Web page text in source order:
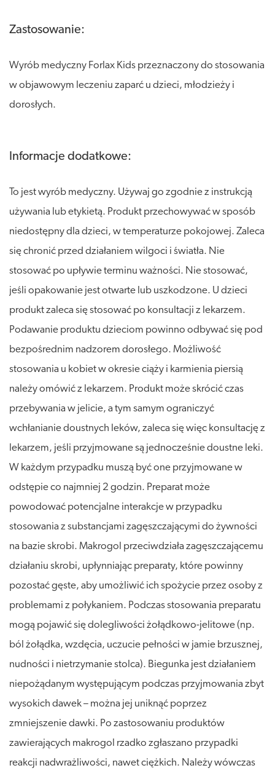
Zastosowanie:
Wyrób medyczny Forlax Kids przeznaczony do stosowania
w objawowym leczeniu zaparć u dzieci, młodzieży i
dorosłych.
Informacje dodatkowe:
To jest wyrób medyczny. Używaj go zgodnie z instrukcją
używania lub etykietą. Produkt przechowywać w sposób
niedostępny dla dzieci, w temperaturze pokojowej. Zaleca
się chronić przed działaniem wilgoci i światła. Nie
stosować po upływie terminu ważności. Nie stosować,
jeśli opakowanie jest otwarte lub uszkodzone. U dzieci
produkt zaleca się stosować po konsultacji z lekarzem.
Podawanie produktu dzieciom powinno odbywać się pod
bezpośrednim nadzorem dorosłego. Możliwość
stosowania u kobiet w okresie ciąży i karmienia piersią
należy omówić z lekarzem. Produkt może skrócić czas
przebywania w jelicie, a tym samym ograniczyć
wchłanianie doustnych leków, zaleca się więc konsultację z
lekarzem, jeśli przyjmowane są jednocześnie doustne leki.
W każdym przypadku muszą być one przyjmowane w
odstępie co najmniej 2 godzin. Preparat może
powodować potencjalne interakcje w przypadku
stosowania z substancjami zagęszczającymi do żywności
na bazie skrobi. Makrogol przeciwdziała zagęszczającemu
działaniu skrobi, upłynniając preparaty, które powinny
pozostać gęste, aby umożliwić ich spożycie przez osoby z
problemami z połykaniem. Podczas stosowania preparatu
mogą pojawić się dolegliwości żołądkowo-jelitowe (np.
ból żołądka, wzdęcia, uczucie pełności w jamie brzusznej,
nudności i nietrzymanie stolca). Biegunka jest działaniem
niepożądanym występującym podczas przyjmowania zbyt
wysokich dawek – można jej uniknąć poprzez
zmniejszenie dawki. Po zastosowaniu produktów
zawierających makrogol rzadko zgłaszano przypadki
reakcji nadwrażliwości, nawet ciężkich. Należy wówczas